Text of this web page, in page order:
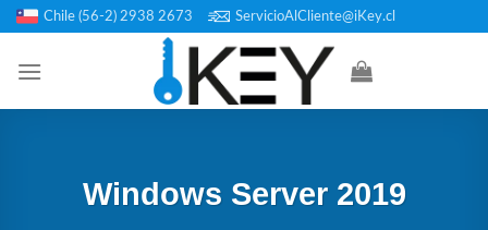
Saltar
contenido
Chile (56-2) 2938 2673 ServicioAlCliente@iKey.cl
Windows Server 2019